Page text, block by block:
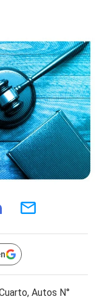
Autos N°